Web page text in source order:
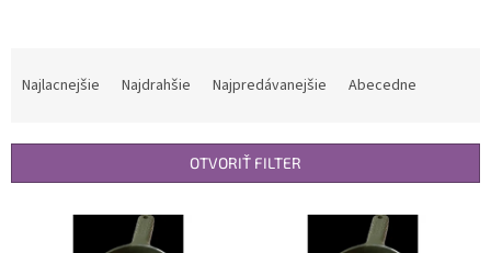
i
Najlacnejšie Najdrahšie Najpredávanejšie Abecedne
OTVORIŤ FILTER